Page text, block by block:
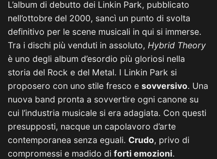
L’album di debutto dei Linkin Park, pubblicato
nell’ottobre del 2000, sancì un punto di svolta
definitivo per le scene musicali in qui si immerse.
Tra i dischi più venduti in assoluto, Hybrid Theory
è uno degli album d’esordio più gloriosi nella
storia del Rock e del Metal. I Linkin Park si
proposero con uno stile fresco e sovversivo. Una
nuova band pronta a sovvertire ogni canone su
cui l’industria musicale si era adagiata. Con questi
presupposti, nacque un capolavoro d’arte
contemporanea senza eguali. Crudo, privo di
compromessi e madido di forti emozioni.